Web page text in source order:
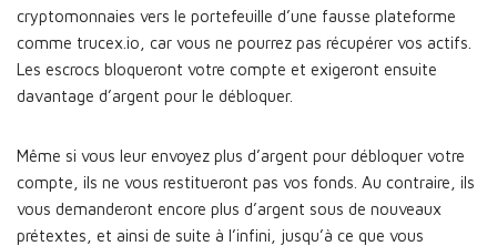
cryptomonnaies vers le portefeuille d’une fausse plateforme
comme trucex.io, car vous ne pourrez pas récupérer vos actifs.
Les escrocs bloqueront votre compte et exigeront ensuite
davantage d’argent pour le débloquer.
Même si vous leur envoyez plus d’argent pour débloquer votre
compte, ils ne vous restitueront pas vos fonds. Au contraire, ils
vous demanderont encore plus d’argent sous de nouveaux
prétextes, et ainsi de suite à l’infini, jusqu’à ce que vous